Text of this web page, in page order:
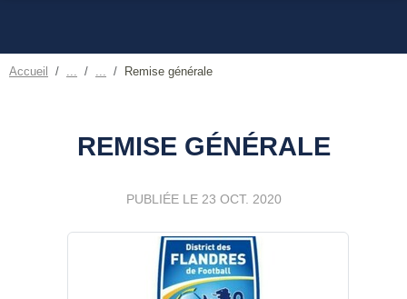
Accueil Remise générale
REMISE GÉNÉRALE
PUBLIÉE LE 23 OCT. 2020